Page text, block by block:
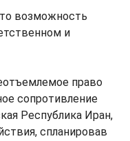
возможность
и
право
сопротивление
Республика Иран,
спланировав